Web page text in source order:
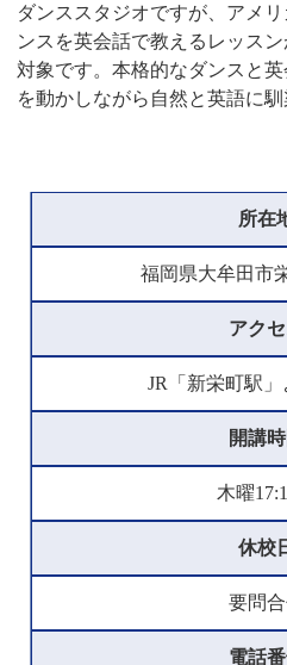
ダンススタジオですが、アメ
ンスを英会話で教えるレッス
対象です。本格的なダンスと
を動かしながら自然と英語に馴
所在
福岡県大牟田市
アク
JR「新栄町駅
開講
木曜
休校
要問
電話